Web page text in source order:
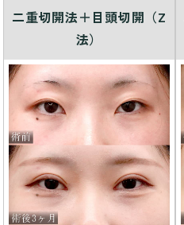
二重切開法＋目頭切開（Z
法）